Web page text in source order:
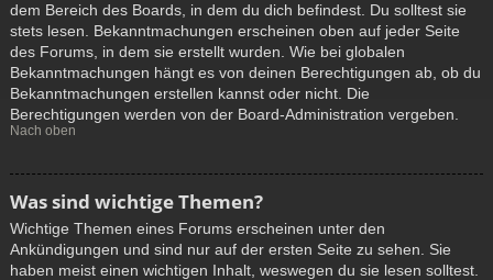
dem Bereich des Boards, in dem du dich befindest. Du solltest sie
stets lesen. Bekanntmachungen erscheinen oben auf jeder Seite
des Forums, in dem sie erstellt wurden. Wie bei globalen
Bekanntmachungen hängt es von deinen Berechtigungen ab, ob du
Bekanntmachungen erstellen kannst oder nicht. Die
Berechtigungen werden von der Board-Administration vergeben.
Nach oben
Was sind wichtige Themen?
Wichtige Themen eines Forums erscheinen unter den
Ankündigungen und sind nur auf der ersten Seite zu sehen. Sie
haben meist einen wichtigen Inhalt, weswegen du sie lesen solltest.